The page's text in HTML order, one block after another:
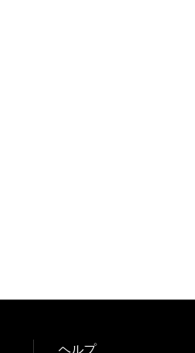
ヘルプ